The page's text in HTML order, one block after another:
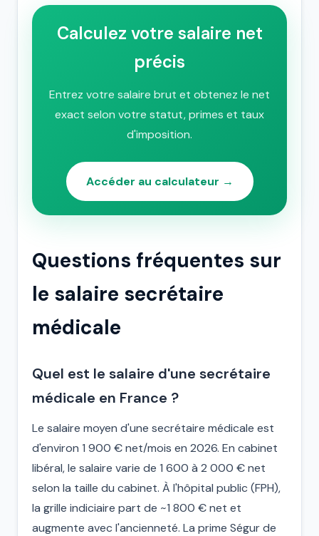
Calculez votre salaire net
précis
Entrez votre salaire brut et obtenez le net
exact selon votre statut, primes et taux
d'imposition.
Accéder au calculateur →
Questions fréquentes sur
le salaire secrétaire
médicale
Quel est le salaire d'une secrétaire
médicale en France ?
Le salaire moyen d'une secrétaire médicale est
d'environ 1 900 € net/mois en 2026. En cabinet
libéral, le salaire varie de 1 600 à 2 000 € net
selon la taille du cabinet. À l'hôpital public (FPH),
la grille indiciaire part de ~1 800 € net et
augmente avec l'ancienneté. La prime Ségur de